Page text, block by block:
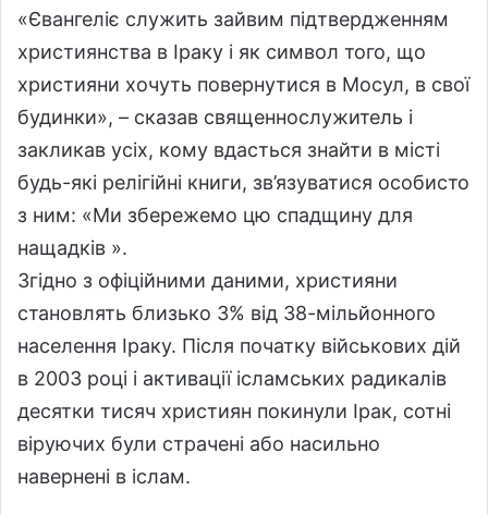
«Євангеліє служить зайвим підтвердженням
християнства в Іраку і як символ того, що
християни хочуть повернутися в Мосул, в свої
будинки», – сказав священнослужитель і
закликав усіх, кому вдасться знайти в місті
будь-які релігійні книги, зв’язуватися особисто
з ним: «Ми збережемо цю спадщину для
нащадків ».
Згідно з офіційними даними, християни
становлять близько 3% від 38-мільйонного
населення Іраку. Після початку військових дій
в 2003 році і активації ісламських радикалів
десятки тисяч християн покинули Ірак, сотні
віруючих були страчені або насильно
навернені в іслам.